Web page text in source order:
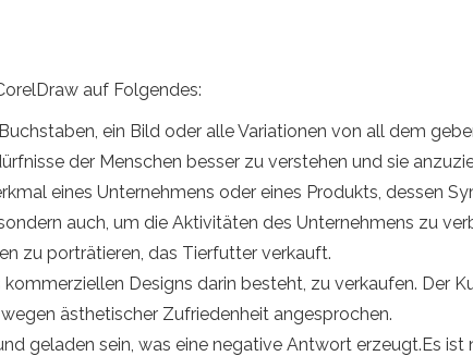
auf Folgendes:
ein Bild oder alle Variationen von all dem
der Menschen besser zu verstehen und sie
eines Unternehmens oder eines Produkts, dessen
auch, um die Aktivitäten des Unternehmens zu
zu porträtieren, das Tierfutter verkauft.
Designs darin besteht, zu verkaufen. Der
ästhetischer Zufriedenheit angesprochen.
geladen sein, was eine negative Antwort erzeugt.Es